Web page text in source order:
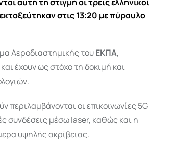
στις 13:20 με πύραυλο
Αεροδιαστημικής τουΕΚΠΑ,
έχουν ως στόχο τη δοκιμή και
περιλαμβάνονται οι επικοινωνίες 5G
συνδέσεις μέσω laser, καθώς και η
υψηλής ακρίβειας.